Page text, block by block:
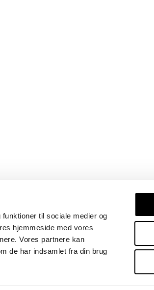
til sociale medier og
hjemmeside med vores
Vores partnere kan
de har indsamlet fra din brug